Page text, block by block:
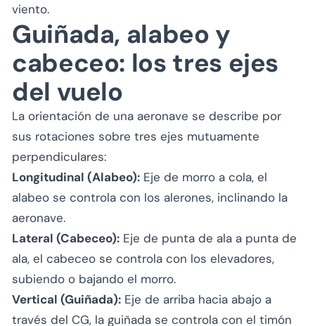
viento.
Guiñada, alabeo y
cabeceo: los tres ejes
del vuelo
La orientación de una aeronave se describe por
sus rotaciones sobre tres ejes mutuamente
perpendiculares:
Longitudinal (Alabeo): Eje de morro a cola, el
alabeo se controla con los alerones, inclinando la
aeronave.
Lateral (Cabeceo): Eje de punta de ala a punta de
ala, el cabeceo se controla con los elevadores,
subiendo o bajando el morro.
Vertical (Guiñada): Eje de arriba hacia abajo a
través del CG, la guiñada se controla con el timón